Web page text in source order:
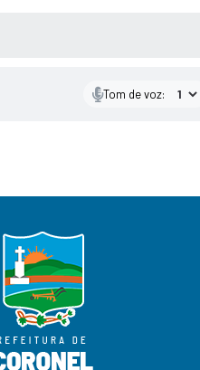
Tom de voz: